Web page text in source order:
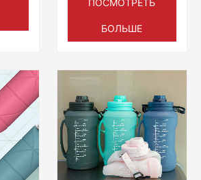
ПОСМОТРЕТЬ
БОЛЬШЕ